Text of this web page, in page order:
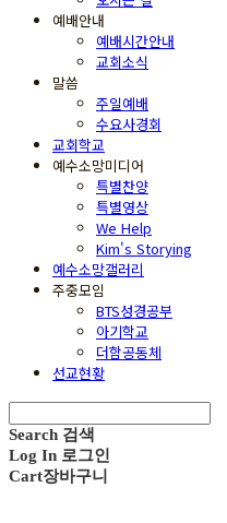
예배안내
예배시간안내
교회소식
말씀
주일예배
수요사경회
교회학교
예수소망미디어
특별찬양
특별영상
We Help
Kim's Storying
예수소망갤러리
주중모임
BTS성경공부
아기학교
더함공동체
선교현황
Search 검색
Log In 로그인
Cart장바구니